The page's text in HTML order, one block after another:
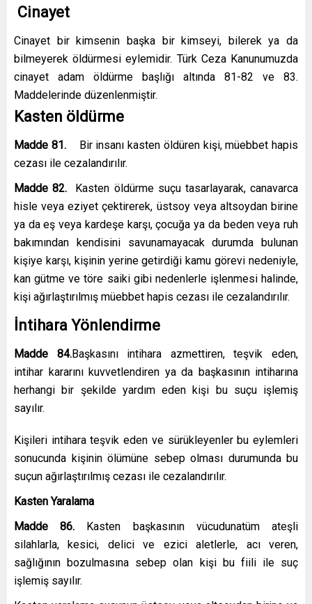
Cinayet
Cinayet bir kimsenin başka bir kimseyi, bilerek ya da
bilmeyerek öldürmesi eylemidir. Türk Ceza Kanunumuzda
cinayet adam öldürme başlığı altında 81-82 ve 83.
Maddelerinde düzenlenmiştir.
Kasten öldürme
Madde 81. Bir insanı kasten öldüren kişi, müebbet hapis
cezası ile cezalandırılır.
Madde82.
Kasten öldürme suçu tasarlayarak, canavarca
hisle veya eziyet çektirerek, üstsoy veya altsoydan birine
ya da eş veya kardeşe karşı, çocuğa ya da beden veya ruh
bakımından kendisini savunamayacak durumda bulunan
kişiye karşı, kişinin yerine getirdiği kamu görevi nedeniyle,
kan gütme ve töre saiki gibi nedenlerle işlenmesi halinde,
kişi ağırlaştırılmış müebbet hapis cezası ile cezalandırılır.
İntihara Yönlendirme
Madde 84.Başkasını intihara azmettiren, teşvik eden,
intihar kararını kuvvetlendiren ya da başkasının intiharına
herhangi bir şekilde yardım eden kişi bu suçu işlemiş
sayılır.
Kişileri intihara teşvik eden ve sürükleyenler bu eylemleri
sonucunda kişinin ölümüne sebep olması durumunda bu
suçun ağırlaştırılmış cezası ile cezalandırılır.
Kasten Yaralama
Madde 86. Kasten başkasının vücudunatüm ateşli
silahlarla, kesici, delici ve ezici aletlerle, acı veren,
sağlığının bozulmasına sebep olan kişi bu fiili ile suç
işlemiş sayılır.